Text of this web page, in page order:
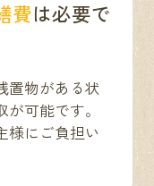
費は必要で
置物がある状
可能です。
様にご負担い